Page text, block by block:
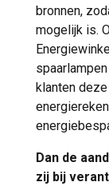
bronnen,
mogelijk is.
klanten
Dan de
zij bij